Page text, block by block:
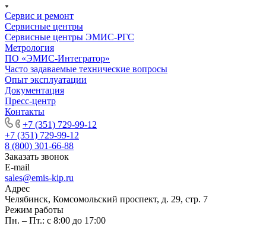
Сервис и ремонт
Сервисные центры
Сервисные центры ЭМИС-РГС
Метрология
ПО «ЭМИС-Интегратор»
Часто задаваемые технические вопросы
Опыт эксплуатации
Документация
Пресс-центр
Контакты
+7 (351) 729-99-12
+7 (351) 729-99-12
8 (800) 301-66-88
Заказать звонок
E-mail
sales@emis-kip.ru
Адрес
Челябинск, Комсомольский проспект, д. 29, стр. 7
Режим работы
Пн. – Пт.: с 8:00 до 17:00